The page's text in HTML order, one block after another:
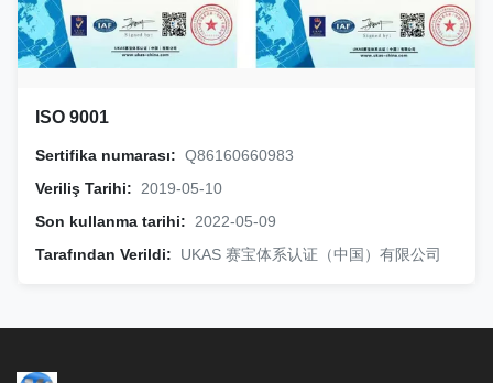
ISO 9001
Sertifika numarası: Q86160660983
Veriliş Tarihi:
2019-05-10
Son kullanma tarihi:
2022-05-09
Tarafından Verildi:
UKAS 赛宝体系认证（中国）有限公司